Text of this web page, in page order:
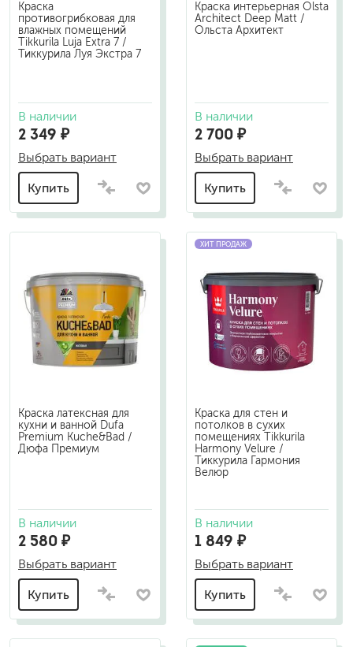
Краска
противогрибковая для
влажных помещений
Tikkurila Luja Extra 7 /
Тиккурила Луя Экстра 7
В наличии
2 349 ₽
Выбрать вариант
Купить
Краска интерьерная Olsta
Architect Deep Matt /
Ольста Архитект
В наличии
2 700 ₽
Выбрать вариант
Купить
Краска латексная для
кухни и ванной Dufa
Premium Kuche&Bad /
Дюфа Премиум
В наличии
2 580 ₽
Выбрать вариант
Купить
ХИТ ПРОДАЖ
Краска для стен и
потолков в сухих
помещениях Tikkurila
Harmony Velure /
Тиккурила Гармония
Велюр
В наличии
1 849 ₽
Выбрать вариант
Купить